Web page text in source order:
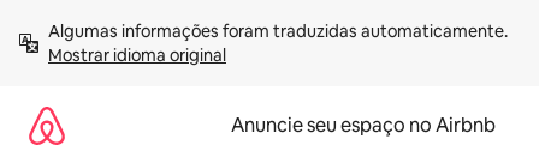
para
Mostrar idioma original
Anuncie seu espaço no Airbnb